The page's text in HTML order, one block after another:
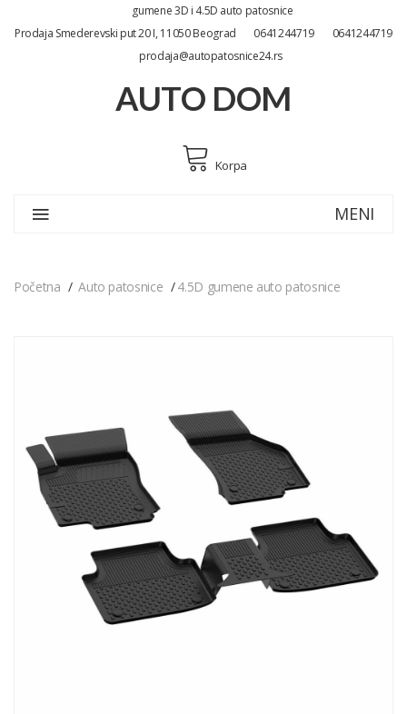
gumene 3D i 4.5D auto patosnice
Prodaja Smederevski put 20 I, 11050 Beograd
0641244719
0641244719
prodaja@autopatosnice24.rs
AUTO DOM
Korpa
MENI
Početna Auto patosnice 4.5D gumene auto patosnice